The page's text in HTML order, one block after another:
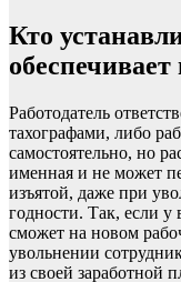
Кто
Работодатель
тахографами, либо
самостоятельно, но
именная и не может
изъятой, даже при
годности. Так, если у
сможет на новом
увольнении
из своей заработной